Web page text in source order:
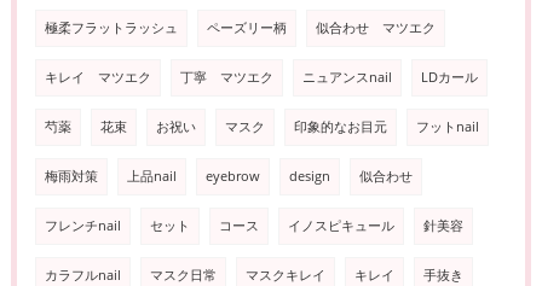
極柔フラットラッシュ ペーズリー柄 似合わせ マツエク
キレイ マツエク 丁寧 マツエク ニュアンスnail LDカール
芍薬 花束 お祝い マスク 印象的なお目元 フットnail
梅雨対策 上品nail eyebrow design 似合わせ
フレンチnail セット コース イノスピキュール 針美容
カラフルnail マスク日常 マスクキレイ キレイ 手抜き